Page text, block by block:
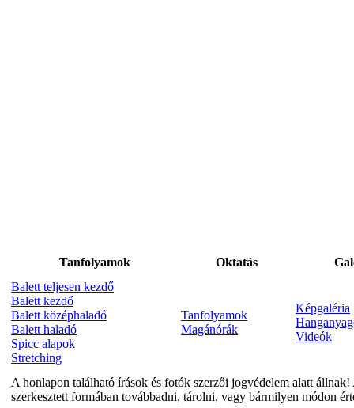
Tanfolyamok Oktatás
Balett teljesen kezdő
Balett kezdő
Balett középhaladó
Balett haladó
Spicc alapok
Stretching
Tanfolyamok
Magánórák
Képgaléria
Videók
A honlapon található írások és fotók szerzői jogvédelem alatt
szerkesztett formában továbbadni, tárolni, vagy bármilyen módon